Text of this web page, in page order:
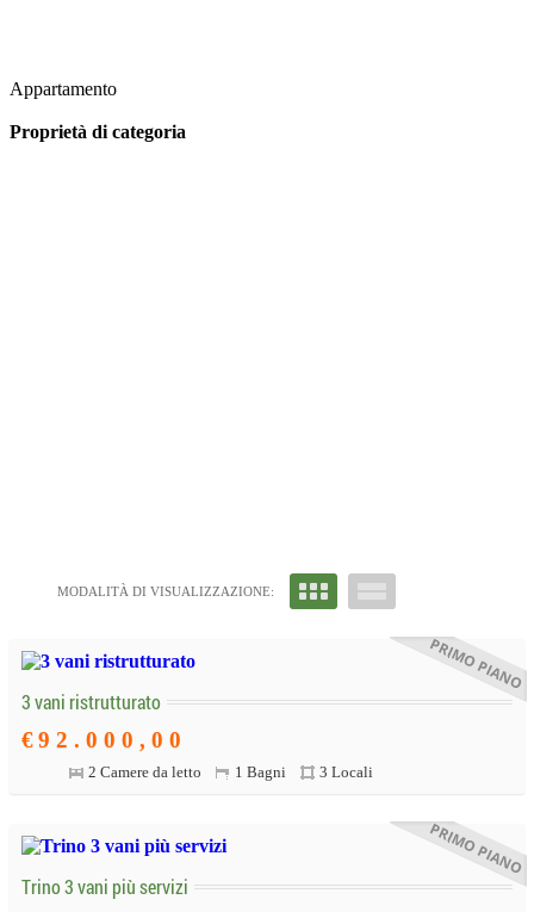
Appartamento
Proprietà di categoria
MODALITÀ DI VISUALIZZAZIONE:
3 vani ristrutturato
€9 2 . 0 0 0 , 0 0
2 Camere da letto 1 Bagni 3 Locali
Trino 3 vani più servizi